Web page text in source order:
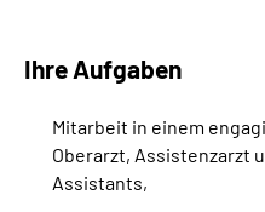
Ihre Aufgaben
Mitarbeit in einem
Oberarzt, Assistenzarzt
Assistants,